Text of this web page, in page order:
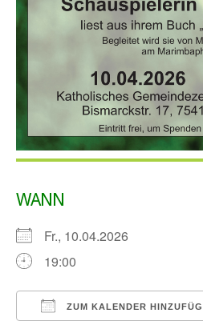
WANN
Fr., 10.04.2026
19:00
ZUM KALENDER